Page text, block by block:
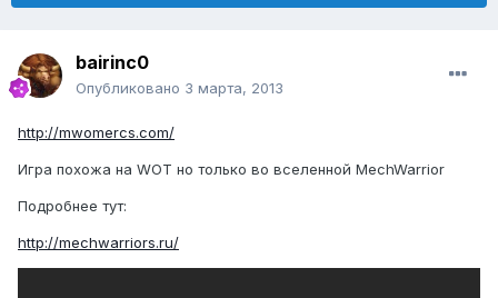
bairinc0
Опубликовано 3 марта, 2013
http://mwomercs.com/
Игра похожа на WOT но только во вселенной MechWarrior
Подробнее тут:
http://mechwarriors.ru/